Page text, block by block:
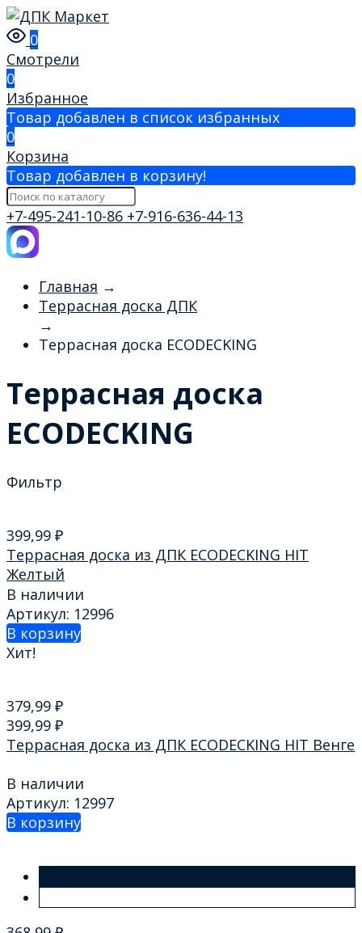
0
Смотрели
0
Избранное
Товар добавлен в список избранных
0
Корзина
Товар добавлен в корзину!
+7-495-241-10-86 +7-916-636-44-13
Главная →
Террасная доска ДПК
→
Террасная доска ECODECKING
Террасная доска
ECODECKING
Фильтр
399,99 ₽
Террасная доска из ДПК ECODECKING HIT
Желтый
В наличии
Артикул: 12996
В корзину
Хит!
379,99 ₽
399,99 ₽
Террасная доска из ДПК ECODECKING HIT Венге
В наличии
Артикул: 12997
В корзину